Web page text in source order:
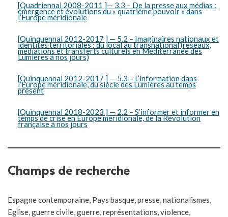
[Quadriennal 2008-2011 ]— 3.3 – De la presse aux médias :
émergence et évolutions du « quatrième pouvoir » dans
l’Europe méridionale
[Quinquennal 2012-2017 ] — 5.2 – Imaginaires nationaux et
identités territoriales : du local au transnational (réseaux,
médiations et transferts culturels en Méditerranée des
Lumières à nos jours)
[Quinquennal 2012-2017 ] — 5.3 – L’information dans
l’Europe méridionale, du siècle des Lumières au temps
présent
[Quinquennal 2018-2023 ] — 2.2 – S’informer et informer en
temps de crise en Europe méridionale, de la Révolution
française à nos jours
Champs de recherche
Espagne contemporaine, Pays basque, presse, nationalismes,
Eglise, guerre civile, guerre, représentations, violence,